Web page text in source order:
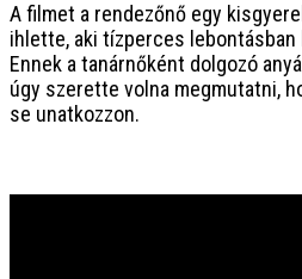
A filmet a rendezőnő egy
ihlette, aki tízperces lebontásban
Ennek a tanárnőként dolgozó
úgy szerette volna megmutatni,
se unatkozzon.